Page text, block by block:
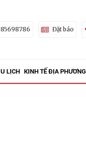
Đặt báo
LỊCH KINH TẾ ĐỊA PHƯƠNG